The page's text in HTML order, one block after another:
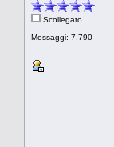
Scollegato
Messaggi: 7.790